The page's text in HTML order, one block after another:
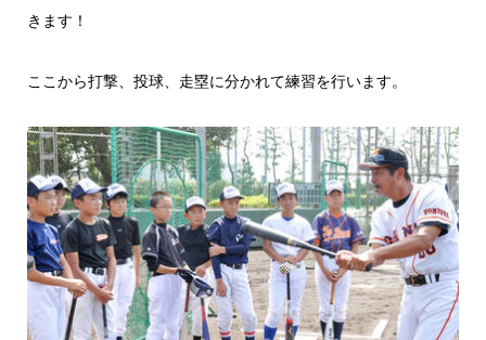
きます！
ここから打撃、投球、走塁に分かれて練習を行います。